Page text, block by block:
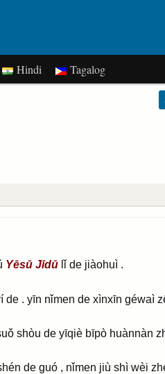
Hindi Tagalog
Yēsū Jīdū lǐ de jiàohuì .
. yīn nǐmen de xìnxīn géwaì
shòu de yīqiè bīpò huànnàn
de guó , nǐmen jiù shì wèi